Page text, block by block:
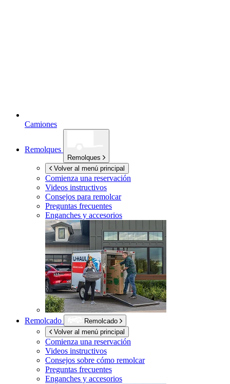
Camiones
Remolques
Remolques
Volver al menú principal
Comienza una reservación
Videos instructivos
Consejos para remolcar
Preguntas frecuentes
Enganches y accesorios
Remolcado
Remolcado
Volver al menú principal
Comienza una reservación
Videos instructivos
Consejos sobre cómo remolcar
Preguntas frecuentes
Enganches y accesorios